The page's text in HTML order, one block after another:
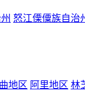
怒江傈僳族自治
地区 阿里地区 林